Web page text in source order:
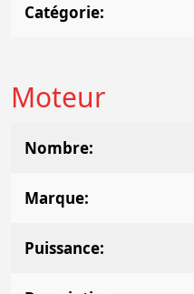
Catégorie
Moteur
Nombre
Marque
Puissance